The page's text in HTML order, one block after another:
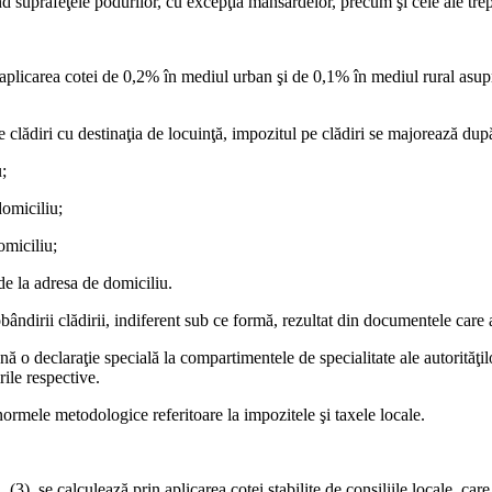
cotei de 0,2% în mediul urban şi de 0,1% în mediul rural
cu destinaţia de locuinţă, impozitul pe clădiri se majorează
la adresa de domiciliu.
clădirii, indiferent sub ce formă, rezultat din documentele care
o declaraţie specială la compartimentele de specialitate ale
respective.
metodologice referitoare la impozitele şi taxele locale.